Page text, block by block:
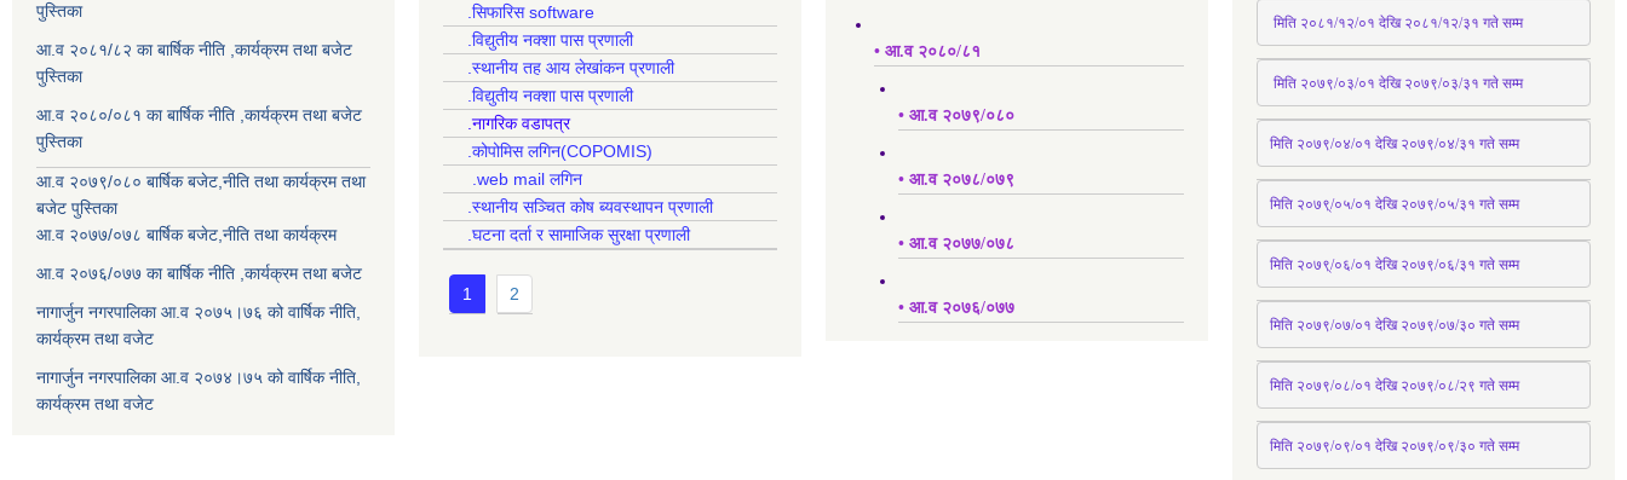
पुस्तिका
आ.व २०८१/८२ का बार्षिक नीति ,कार्यक्रम तथा बजेट
पुस्तिका
आ.व २०८०/०८१ का बार्षिक नीति ,कार्यक्रम तथा बजेट
पुस्तिका
आ.व २०७९/०८० बार्षिक बजेट,नीति तथा कार्यक्रम तथा
बजेट पुस्तिका
आ.व २०७७/०७८ बार्षिक बजेट,नीति तथा कार्यक्रम
आ.व २०७६/०७७ का बार्षिक नीति ,कार्यक्रम तथा बजेट
नागार्जुन नगरपालिका आ.व २०७५।७६ को वार्षिक नीति,
कार्यक्रम तथा वजेट
नागार्जुन नगरपालिका आ.व २०७४।७५ को वार्षिक नीति,
कार्यक्रम तथा वजेट
.सिफारिस software
.विद्युतीय नक्शा पास प्रणाली
.स्थानीय तह आय लेखांकन प्रणाली
.विद्युतीय नक्शा पास प्रणाली
.नागरिक वडापत्र
.कोपोमिस लगिन(COPOMIS)
.web mail लगिन
.स्थानीय सञ्चित कोष ब्यवस्थापन प्रणाली
.घटना दर्ता र सामाजिक सुरक्षा प्रणाली
1 2
• आ.व २०८०/८१
• आ.व २०७९/०८०
• आ.व २०७८/०७९
• आ.व २०७७/०७८
• आ.व २०७६/०७७
मिति २०८१/१२/०१ देखि २०८१/१२/३१ गते सम्म
मिति २०७९/०३/०१ देखि २०७९/०३/३१ गते सम्म
मिति २०७९/०४/०१ देखि २०७९/०४/३१ गते सम्म
मिति २०७९्/०५/०१ देखि २०७९/०५/३१ गते सम्म
मिति २०७९्/०६/०१ देखि २०७९/०६/३१ गते सम्म
मिति २०७९/०७/०१ देखि २०७९/०७/३० गते सम्म
मिति २०७९/०८/०१ देखि २०७९/०८/२९ गते सम्म
मिति २०७९/०९/०१ देखि २०७९/०९/३० गते सम्म